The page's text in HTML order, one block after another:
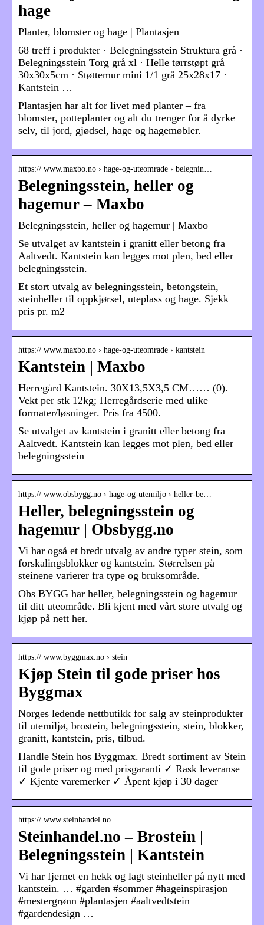
hage
Planter, blomster og hage | Plantasjen
68 treff i produkter · Belegningsstein Struktura grå ·
Belegningsstein Torg grå xl · Helle tørrstøpt grå
30x30x5cm · Støttemur mini 1/1 grå 25x28x17 ·
Kantstein …
Plantasjen har alt for livet med planter – fra
blomster, potteplanter og alt du trenger for å dyrke
selv, til jord, gjødsel, hage og hagemøbler.
https:// www.maxbo.no › hage-og-uteomrade › belegnin…
Belegningsstein, heller og
hagemur – Maxbo
Belegningsstein, heller og hagemur | Maxbo
Se utvalget av kantstein i granitt eller betong fra
Aaltvedt. Kantstein kan legges mot plen, bed eller
belegningsstein.
Et stort utvalg av belegningsstein, betongstein,
steinheller til oppkjørsel, uteplass og hage. Sjekk
pris pr. m2
https:// www.maxbo.no › hage-og-uteomrade › kantstein
Kantstein | Maxbo
Herregård Kantstein. 30X13,5X3,5 CM…… (0).
Vekt per stk 12kg; Herregårdserie med ulike
formater/løsninger. Pris fra 4500.
Se utvalget av kantstein i granitt eller betong fra
Aaltvedt. Kantstein kan legges mot plen, bed eller
belegningsstein
https:// www.obsbygg.no › hage-og-utemiljo › heller-be…
Heller, belegningsstein og
hagemur | Obsbygg.no
Vi har også et bredt utvalg av andre typer stein, som
forskalingsblokker og kantstein. Størrelsen på
steinene varierer fra type og bruksområde.
Obs BYGG har heller, belegningsstein og hagemur
til ditt uteområde. Bli kjent med vårt store utvalg og
kjøp på nett her.
https:// www.byggmax.no › stein
Kjøp Stein til gode priser hos
Byggmax
Norges ledende nettbutikk for salg av steinprodukter
til utemiljø, brostein, belegningsstein, stein, blokker,
granitt, kantstein, pris, tilbud.
Handle Stein hos Byggmax. Bredt sortiment av Stein
til gode priser og med prisgaranti ✓ Rask leveranse
✓ Kjente varemerker ✓ Åpent kjøp i 30 dager
https:// www.steinhandel.no
Steinhandel.no – Brostein |
Belegningsstein | Kantstein
Vi har fjernet en hekk og lagt steinheller på nytt med
kantstein. … #garden #sommer #hageinspirasjon
#mestergrønn #plantasjen #aaltvedtstein
#gardendesign …